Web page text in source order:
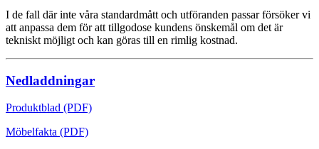
I de fall där inte våra standardmått och utföranden passar försöker vi
att anpassa dem för att tillgodose kundens önskemål om det är
tekniskt möjligt och kan göras till en rimlig kostnad.
Nedladdningar
Produktblad (PDF)
Möbelfakta (PDF)